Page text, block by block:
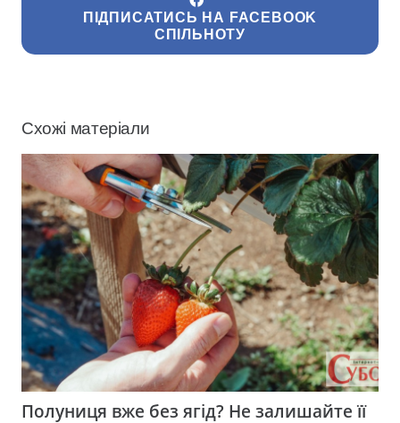
ПІДПИСАТИСЬ НА FACEBOOK
СПІЛЬНОТУ
Схожі матеріали
Полуниця вже без ягід? Не залишайте її